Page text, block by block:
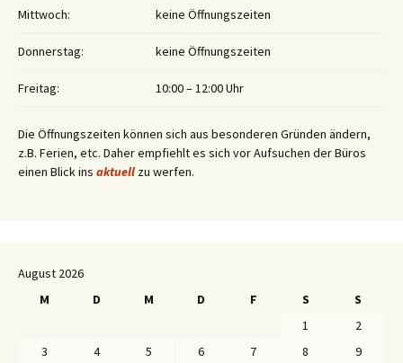
Mittwoch: keine Öffnungszeiten
Donnerstag: keine Öffnungszeiten
Freitag: 10:00 – 12:00 Uhr
Die Öffnungszeiten können sich aus besonderen Gründen ändern,
z.B. Ferien, etc. Daher empfiehlt es sich vor Aufsuchen der Büros
einen Blick ins aktuell zu werfen.
August 2026
M
D M D F S
S
1
2
3
4 5 6 7 8
9